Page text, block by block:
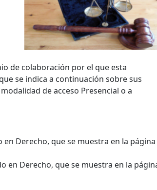
de colaboración por el que esta
se indica a continuación sobre sus
de acceso Presencial o a
Derecho, que se muestra en la página
en Derecho, que se muestra en la